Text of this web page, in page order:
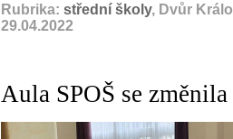
Rubrika: střední školy, Dvůr
29.04.2022
Aula SPOŠ se